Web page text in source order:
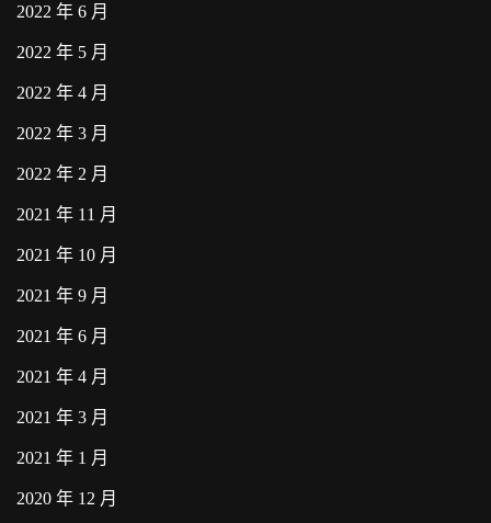
2022 年 6 月
2022 年 5 月
2022 年 4 月
2022 年 3 月
2022 年 2 月
2021 年 11 月
2021 年 10 月
2021 年 9 月
2021 年 6 月
2021 年 4 月
2021 年 3 月
2021 年 1 月
2020 年 12 月